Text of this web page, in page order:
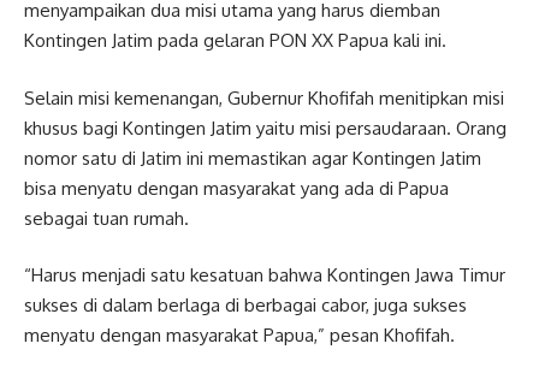
menyampaikan dua misi utama yang harus diemban
Kontingen Jatim pada gelaran PON XX Papua kali ini.
Selain misi kemenangan, Gubernur Khofifah menitipkan misi
khusus bagi Kontingen Jatim yaitu misi persaudaraan. Orang
nomor satu di Jatim ini memastikan agar Kontingen Jatim
bisa menyatu dengan masyarakat yang ada di Papua
sebagai tuan rumah.
“Harus menjadi satu kesatuan bahwa Kontingen Jawa Timur
sukses di dalam berlaga di berbagai cabor, juga sukses
menyatu dengan masyarakat Papua,” pesan Khofifah.